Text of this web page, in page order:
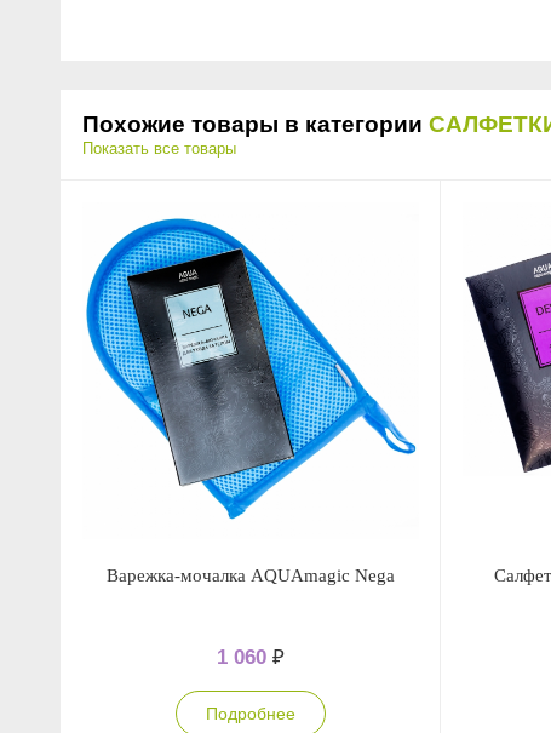
Похожие товары в категории
Показать все товары
Варежка-мочалка AQUAmagic Nega
1 060 ₽
Подробнее